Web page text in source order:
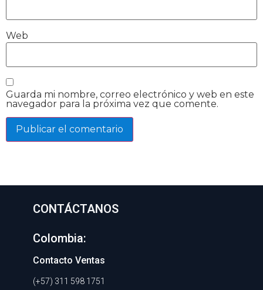
Web
Guarda mi nombre, correo electrónico y web en este
navegador para la próxima vez que comente.
CONTÁCTANOS
Colombia:
Contacto Ventas
(+57) 311 598 1751